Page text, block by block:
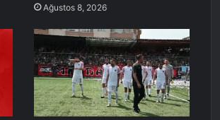
Ağustos 8, 2026